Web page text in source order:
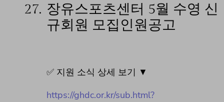
27. 장유스포츠센터 5월 수영 신
규회원 모집인원공고
✅ 지원 소식 상세 보기 ▼
https://ghdc.or.kr/sub.html?